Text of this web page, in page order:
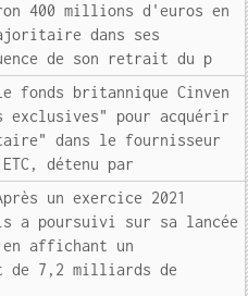
400 millions d'euros en
dans ses
de son retrait du p
fonds britannique Cinven
exclusives" pour acquérir
dans le fournisseur
détenu par
un exercice 2021
a poursuivi sur sa lancée
affichant un
de 7,2 milliards de